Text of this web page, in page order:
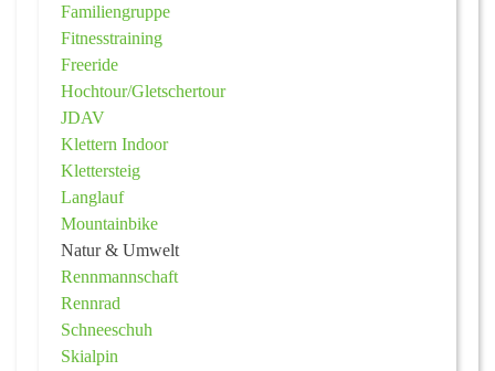
Familiengruppe
Fitnesstraining
Freeride
Hochtour/Gletschertour
JDAV
Klettern Indoor
Klettersteig
Langlauf
Mountainbike
Natur & Umwelt
Rennmannschaft
Rennrad
Schneeschuh
Skialpin